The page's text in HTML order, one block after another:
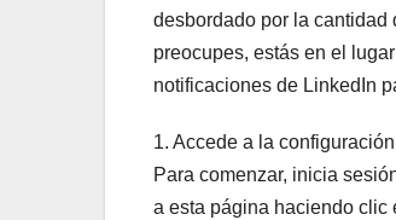
desbordado por la cantidad
preocupes, estás en el
notificaciones de LinkedIn
1. Accede a la
Para comenzar, inicia
a esta página haciendo clic